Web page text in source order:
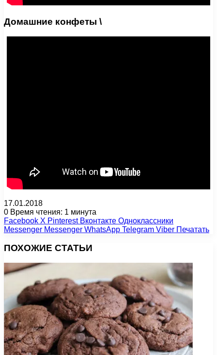
Домашние конфеты \
17.01.2018
0 Время чтения: 1 минута
Facebook X Pinterest Вконтакте Одноклассники
Messenger Messenger WhatsApp Telegram Viber Печатать
ПОХОЖИЕ СТАТЬИ